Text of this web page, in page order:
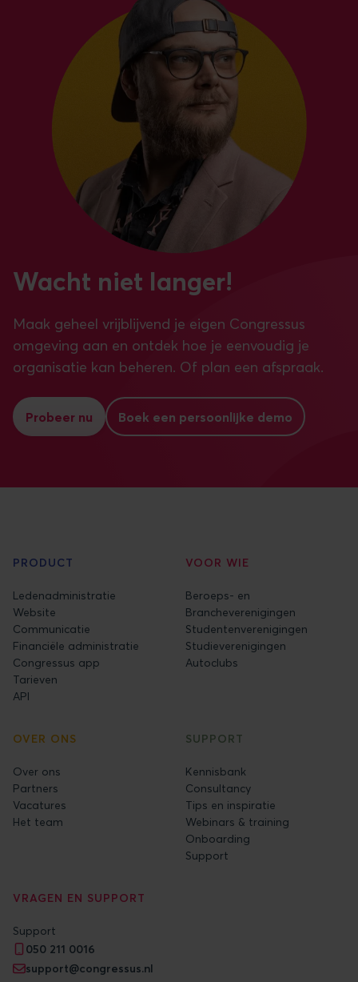
Wacht niet langer!
Maak geheel vrijblijvend je eigen Congressus
omgeving aan en ontdek hoe je eenvoudig je
organisatie kan beheren. Of plan een afspraak.
Probeer nu Boek een persoonlijke demo
PRODUCT
Ledenadministratie
Website
Communicatie
Financiële administratie
Congressus app
Tarieven
API
VOOR WIE
Beroeps- en
Brancheverenigingen
Studentenverenigingen
Studieverenigingen
Autoclubs
OVER ONS
Over ons
Partners
Vacatures
Het team
SUPPORT
Kennisbank
Consultancy
Tips en inspiratie
Webinars & training
Onboarding
Support
VRAGEN EN SUPPORT
Support
050 211 0016
support@congressus.nl